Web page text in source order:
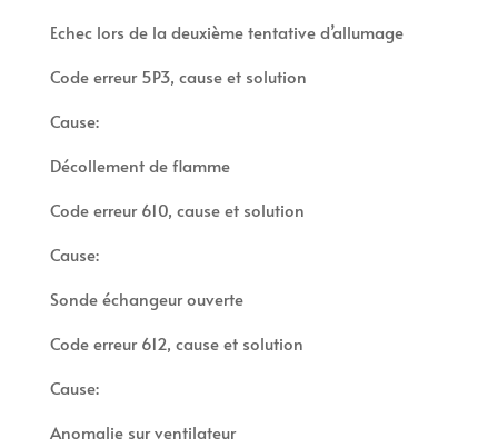
Echec lors de la deuxième tentative d’allumage
Code erreur 5P3, cause et solution
Cause:
Décollement de flamme
Code erreur 610, cause et solution
Cause:
Sonde échangeur ouverte
Code erreur 612, cause et solution
Cause:
Anomalie sur ventilateur